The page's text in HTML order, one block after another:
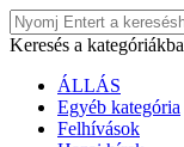
Keresés a
ÁLLÁS
Egyéb kategória
Felhívások